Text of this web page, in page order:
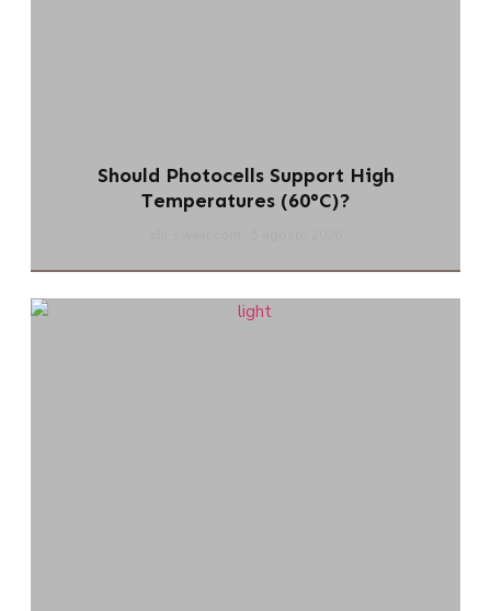
Should Photocells Support High
Temperatures (60°C)?